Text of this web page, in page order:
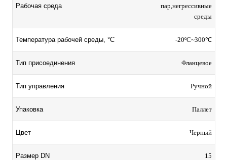
Рабочая среда
пар,негрессивные
среды
Температура рабочей среды, °C -20ºC~300℃
Тип присоединения Фланцевое
Тип управления Ручной
Упаковка Паллет
Цвет Черный
Размер DN 15